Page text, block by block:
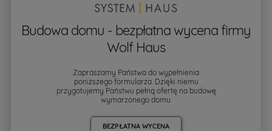
Budowa domu - bezpłatna wycena firmy
Wolf Haus
Zapraszamy Państwa do wypełnienia
poniższego formularza. Dzięki niemu
przygotujemy Państwu pełną ofertę na budowę
wymarzonego domu.
BEZPŁATNA WYCENA